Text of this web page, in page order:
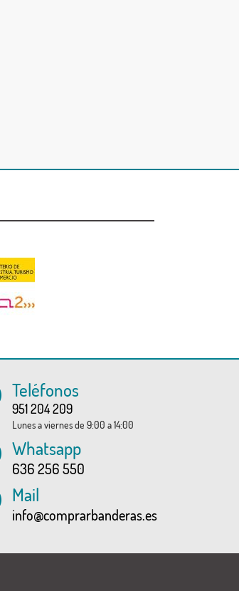
Teléfonos
951 204 209
Lunes a viernes de 9:00 a 14:00
Whatsapp
636 256 550
Mail
info@comprarbanderas.es